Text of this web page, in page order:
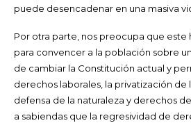
puede desencadenar en una masiva
Por otra parte, nos preocupa que este
para convencer a la población sobre
de cambiar la Constitución actual y
derechos laborales, la privatización de
defensa de la naturaleza y derechos
a sabiendas que la regresividad de